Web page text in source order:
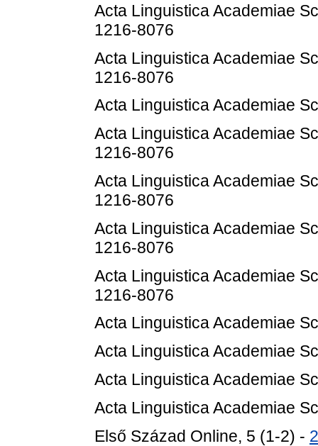
Acta Linguistica Academiae
1216-8076
Acta Linguistica Academiae
1216-8076
Acta Linguistica Academiae
Acta Linguistica Academiae
1216-8076
Acta Linguistica Academiae
1216-8076
Acta Linguistica Academiae
1216-8076
Acta Linguistica Academiae
1216-8076
Acta Linguistica Academiae
Acta Linguistica Academiae
Acta Linguistica Academiae
Acta Linguistica Academiae
Első Század Online, 5 (1-2) -